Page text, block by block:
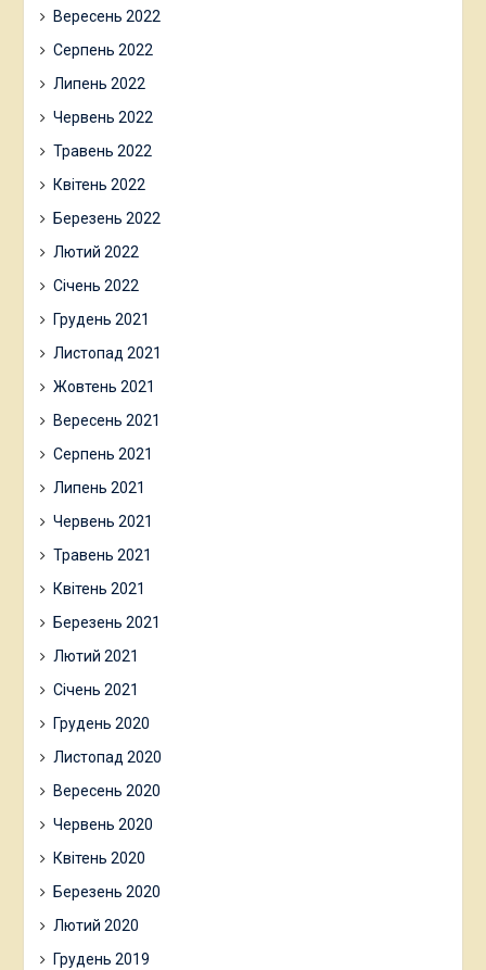
Вересень 2022
Серпень 2022
Липень 2022
Червень 2022
Травень 2022
Квітень 2022
Березень 2022
Лютий 2022
Січень 2022
Грудень 2021
Листопад 2021
Жовтень 2021
Вересень 2021
Серпень 2021
Липень 2021
Червень 2021
Травень 2021
Квітень 2021
Березень 2021
Лютий 2021
Січень 2021
Грудень 2020
Листопад 2020
Вересень 2020
Червень 2020
Квітень 2020
Березень 2020
Лютий 2020
Грудень 2019